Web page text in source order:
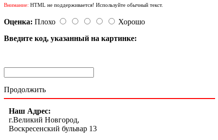
Внимание: HTML не поддерживается! Используйте обычный текст.
Оценка: Плохо
Хорошо
Введите код, указанный на картинке:
Продолжить
Наш Адрес:
г.Великий Новгород,
Воскресенский бульвар 13